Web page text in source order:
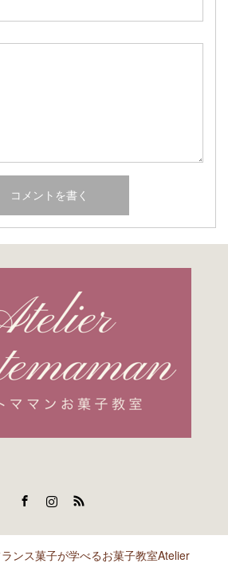
ンス菓子が学べるお菓子教室Atelier